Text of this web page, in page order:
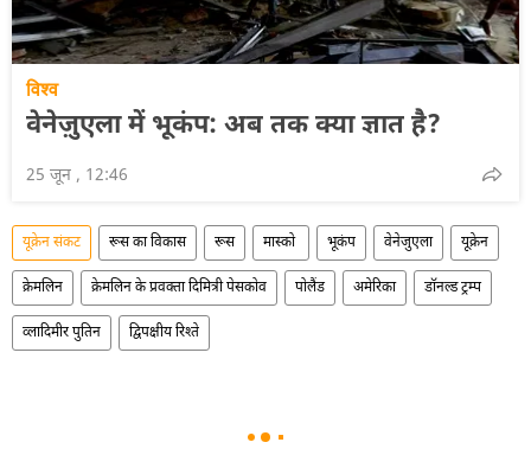
विश्व
वेनेज़ुएला में भूकंप: अब तक क्या ज्ञात है?
25 जून , 12:46
यूक्रेन संकट रूस का विकास रूस मास्को भूकंप वेनेजुएला यूक्रेन
क्रेमलिन क्रेमलिन के प्रवक्ता दिमित्री पेसकोव पोलैंड अमेरिका डॉनल्ड ट्रम्प
व्लादिमीर पुतिन द्विपक्षीय रिश्ते